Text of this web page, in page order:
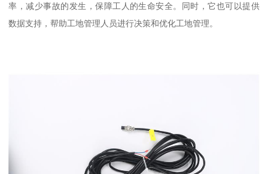
率，减少事故的发生，保障工人的生命安全。同时，它也可以提供
数据支持，帮助工地管理人员进行决策和优化工地管理。